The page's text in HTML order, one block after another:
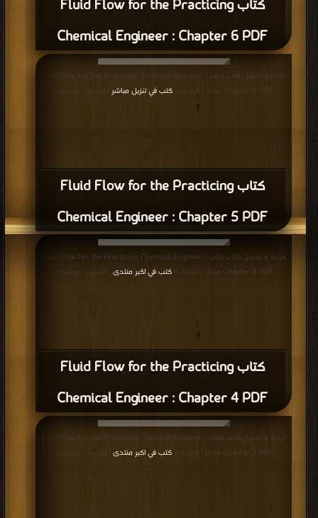
كتاب Fluid Flow for the Practicing
Chemical Engineer : Chapter 6 PDF
كتاب Fluid Flow for the Practicing
Chemical Engineer : Chapter 5 PDF
قراءة و تحميل كتاب كتاب Fluid Flow for the Practicing Chemical Engineer :
Chapter 5 PDF مجانا | مكتبة >
كتب في تنزيل مباشر | التحميل : مرة/مرات
كتاب Fluid Flow for the Practicing
Chemical Engineer : Chapter 4 PDF
قراءة و تحميل كتاب كتاب Fluid Flow for the Practicing Chemical Engineer :
Chapter 4 PDF مجانا | مكتبة >
كتب في اكبر منتدى | التحميل : مرة/مرات
قراءة و تحميل كتاب كتاب Fluid Flow for the Practicing Chemical Engineer :
Chapter 3 PDF مجانا | مكتبة >
كتب في اكبر منتدى | التحميل : مرة/مرات